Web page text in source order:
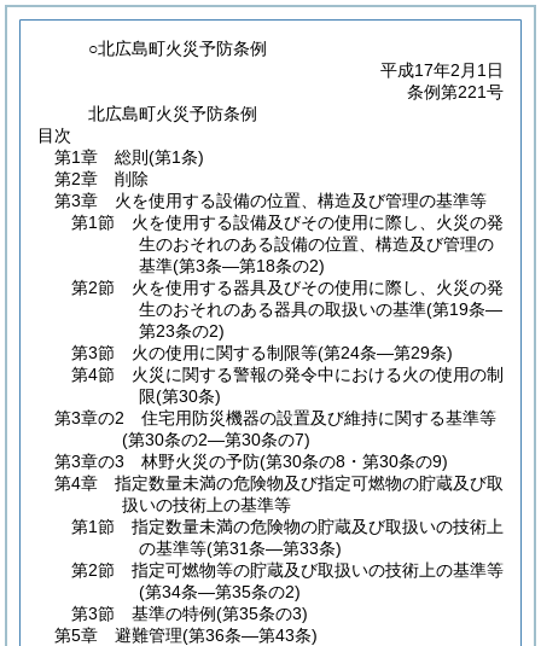
○北広島町火災予防条例
平成17年2月1日
条例第221号
北広島町火災予防条例
目次
第1章
総則 (第1条)
第2章
削除
第3章
火を使用する設備の位置、構造及び管理の基準等
第1節
火を使用する設備及びその使用に際し、火災の発
生のおそれのある設備の位置、構造及び管理の
基準(第3条―第18条の2)
第2節
火を使用する器具及びその使用に際し、火災の発
生のおそれのある器具の取扱いの基準(第19条―
第23条の2)
第3節
火の使用に関する制限等(第24条―第29条)
第4節
火災に関する警報の発令中における火の使用の制
限(第30条)
第3章の2
住宅用防災機器の設置及び維持に関する基準等
(第30条の2―第30条の7)
第3章の3
林野火災の予防(第30条の8・第30条の9)
第4章
指定数量未満の危険物及び指定可燃物の貯蔵及び取
扱いの技術上の基準等
第1節
指定数量未満の危険物の貯蔵及び取扱いの技術上
の基準等(第31条―第33条)
第2節
指定可燃物等の貯蔵及び取扱いの技術上の基準等
(第34条―第35条の2)
第3節
基準の特例(第35条の3)
第5章
避難管理(第36条―第43条)